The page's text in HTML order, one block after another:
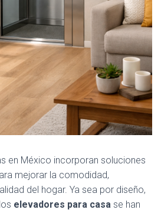
en México incorporan soluciones
mejorar la comodidad,
del hogar. Ya sea por diseño,
elevadores para casa se han